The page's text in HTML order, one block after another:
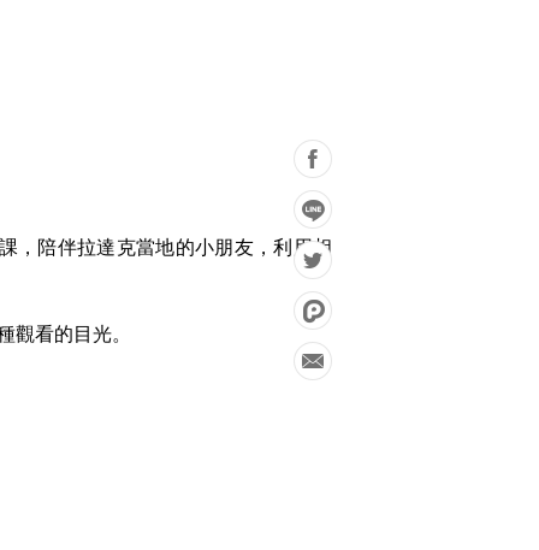
，陪伴拉達克當地的小朋友，利用相
觀看的目光。